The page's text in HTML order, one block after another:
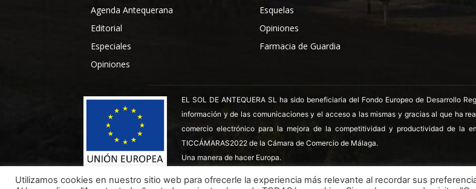
Agenda Antequerana
Editorial
Especiales
Opiniones
Esquelas
Opiniones
Farmacia de Guardia
EL SOL DE ANTEQUERA SL ha sido beneficiaria del Fondo Europeo de Desarrollo
información y de las comunicaciones y el acceso a las mismas y gracias al que ha
comercio electrónico para la mejora de la competitividad y productividad de la
TICCÁMARAS2022 de la Cámara de Comercio de Málaga.
Una manera de hacer Europa.
Utilizamos cookies en nuestro sitio web para ofrecerle la experiencia más relevante al recordar sus